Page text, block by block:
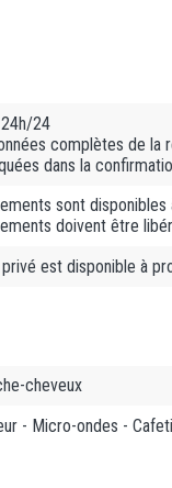
24
complètes de la
dans la
sont
doivent être
privé est disponible à
cheveux
- Micro-ondes -